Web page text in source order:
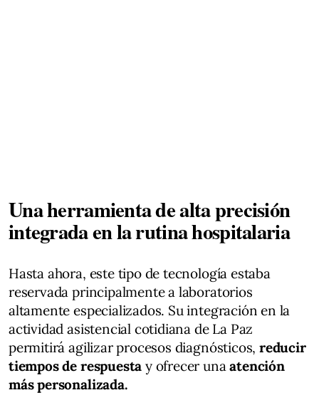
Una herramienta de alta precisión
integrada en la rutina hospitalaria
Hasta ahora, este tipo de tecnología estaba
reservada principalmente a laboratorios
altamente especializados. Su integración en la
actividad asistencial cotidiana de La Paz
permitirá agilizar procesos diagnósticos,reducir
tiempos de respuesta y ofrecer unaatención
más personalizada.